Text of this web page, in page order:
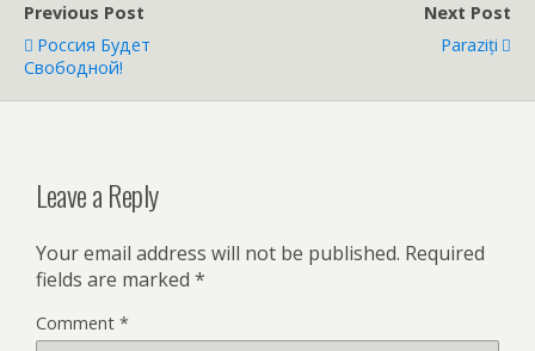
Previous Post
Россия Будет
Свободной!
Next Post
Paraziți
Leave a Reply
Your email address will not be published. Required
fields are marked *
Comment *